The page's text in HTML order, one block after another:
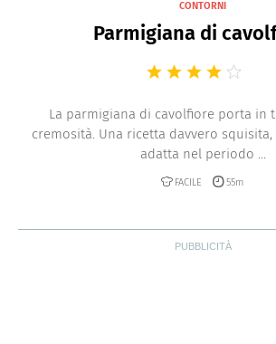
CONTORNI
Parmigiana di
La parmigiana di cavolfiore porta in
cremosità. Una ricetta davvero
adatta nel periodo ...
FACILE 55m